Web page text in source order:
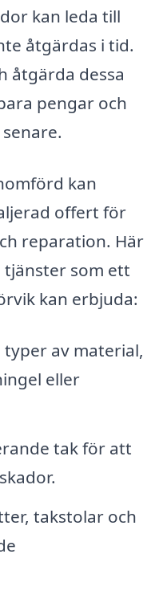
kan leda till
åtgärdas i tid.
åtgärda dessa
pengar och
kan
offert för
reparation. Här
tjänster som ett
kan erbjuda:
typer av material,
eller
tak för att
takstolar och